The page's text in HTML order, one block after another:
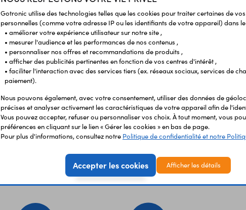
Vous avez déja
Gotronic utilise des technologies telles que les cookies pour traiter certaines de
personnelles (comme votre adresse IP ou les identifiants de votre appareil) dans
• améliorer votre expérience utilisateur sur notre site ,
• mesurer l'audience et les performances de nos contenus ,
• personnaliser nos offres et recommandations de produits ,
• afficher des publicités pertinentes en fonction de vos centres d'intérêt ,
• faciliter l'interaction avec des services tiers (ex. réseaux sociaux, services de
paiement).
Nous pouvons également, avec votre consentement, utiliser des données de
précises et analyser activement les caractéristiques de votre appareil afin de
Vous pouvez accepter, refuser ou personnaliser vos choix. À tout moment, vous
préférences en cliquant sur le lien « Gérer les cookies » en bas de page.
Pour plus d'informations, consultez notre Politique de confidentialité et notre
Accepter les cookies Afficher les détails